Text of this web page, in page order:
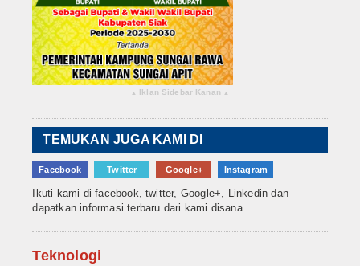
▴ Iklan Sidebar Kanan ▴
TEMUKAN JUGA KAMI DI
Facebook Twitter Google+ Instagram
Ikuti kami di facebook, twitter, Google+, Linkedin dan
dapatkan informasi terbaru dari kami disana.
Teknologi